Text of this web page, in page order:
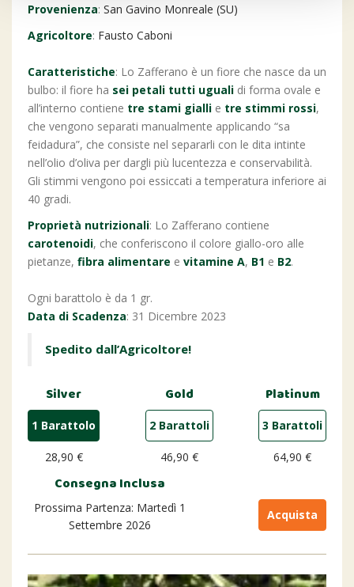
Provenienza: San Gavino Monreale (SU)
Agricoltore: Fausto Caboni
Caratteristiche: Lo Zafferano è un fiore che nasce da un
bulbo: il fiore ha sei petali tutti uguali di forma ovale e
all’interno contiene tre stami gialli e tre stimmi rossi,
che vengono separati manualmente applicando “sa
feidadura”, che consiste nel separarli con le dita intinte
nell’olio d’oliva per dargli più lucentezza e conservabilità.
Gli stimmi vengono poi essiccati a temperatura inferiore ai
40 gradi.
Proprietà nutrizionali: Lo Zafferano contiene
carotenoidi, che conferiscono il colore giallo-oro alle
pietanze, fibra alimentare e vitamine A, B1 e B2.
Ogni barattolo è da 1 gr.
Data di Scadenza: 31 Dicembre 2023
Spedito dall’Agricoltore!
Silver
1 Barattolo
28,90 €
Gold
2 Barattoli
46,90 €
Platinum
3 Barattoli
64,90 €
Consegna Inclusa
Prossima Partenza: Martedì 1
Settembre 2026
Acquista